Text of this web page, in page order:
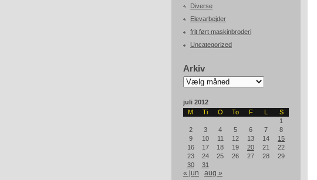
Diverse
Elevarbejder
frit ført maskinbroderi
Uncategorized
Arkiv
Arkiv
juli 2012
M
Ti O To F L
S
1
2
3 4 5 6 7
8
9
10 11 12 13 14
15
16
17 18 19 20 21
22
23
24 25 26 27 28
29
30
31
« jun aug »